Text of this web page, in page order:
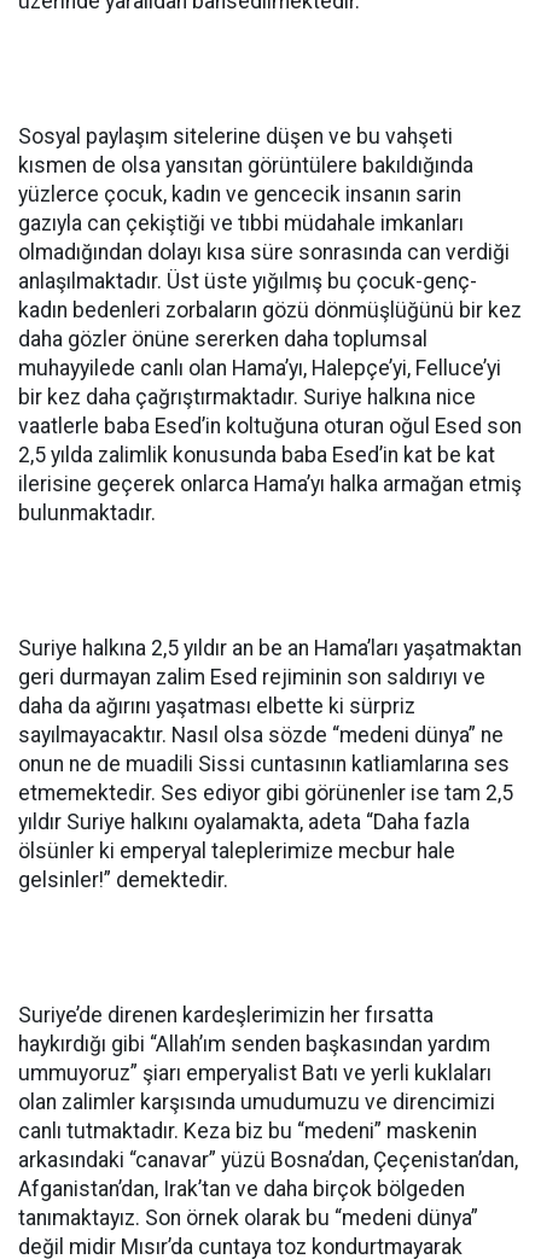
Sosyal paylaşım sitelerine düşen ve bu vahşeti
kısmen de olsa yansıtan görüntülere bakıldığında
yüzlerce çocuk, kadın ve gencecik insanın sarin
gazıyla can çekiştiği ve tıbbi müdahale imkanları
olmadığından dolayı kısa süre sonrasında can verdiği
anlaşılmaktadır. Üst üste yığılmış bu çocuk-genç-
kadın bedenleri zorbaların gözü dönmüşlüğünü bir kez
daha gözler önüne sererken daha toplumsal
muhayyilede canlı olan Hama’yı, Halepçe’yi, Felluce’yi
bir kez daha çağrıştırmaktadır. Suriye halkına nice
vaatlerle baba Esed’in koltuğuna oturan oğul Esed son
2,5 yılda zalimlik konusunda baba Esed’in kat be kat
ilerisine geçerek onlarca Hama’yı halka armağan etmiş
bulunmaktadır.
Suriye halkına 2,5 yıldır an be an Hama’ları yaşatmaktan
geri durmayan zalim Esed rejiminin son saldırıyı ve
daha da ağırını yaşatması elbette ki sürpriz
sayılmayacaktır. Nasıl olsa sözde “medeni dünya” ne
onun ne de muadili Sissi cuntasının katliamlarına ses
etmemektedir. Ses ediyor gibi görünenler ise tam 2,5
yıldır Suriye halkını oyalamakta, adeta “Daha fazla
ölsünler ki emperyal taleplerimize mecbur hale
gelsinler!” demektedir.
Suriye’de direnen kardeşlerimizin her fırsatta
haykırdığı gibi “Allah’ım senden başkasından yardım
ummuyoruz” şiarı emperyalist Batı ve yerli kuklaları
olan zalimler karşısında umudumuzu ve direncimizi
canlı tutmaktadır. Keza biz bu “medeni” maskenin
arkasındaki “canavar” yüzü Bosna’dan, Çeçenistan’dan,
Afganistan’dan, Irak’tan ve daha birçok bölgeden
tanımaktayız. Son örnek olarak bu “medeni dünya”
değil midir Mısır’da cuntaya toz kondurtmayarak